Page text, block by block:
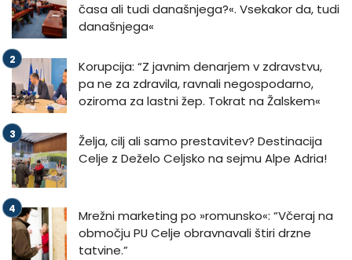
časa ali tudi današnjega?«. Vsekakor da, tudi
današnjega«
Korupcija: “Z javnim denarjem v zdravstvu,
pa ne za zdravila, ravnali negospodarno,
oziroma za lastni žep. Tokrat na Žalskem«
Želja, cilj ali samo prestavitev? Destinacija
Celje z Deželo Celjsko na sejmu Alpe Adria!
Mrežni marketing po »romunsko«: “Včeraj na
območju PU Celje obravnavali štiri drzne
tatvine.”